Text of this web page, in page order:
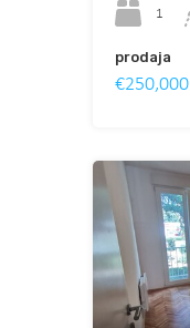
1
prodaja
€250,000